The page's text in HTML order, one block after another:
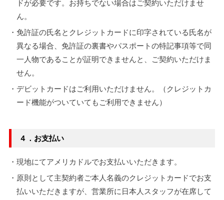
ドが必要です。お持ちでない場合はご契約いただけませ
ん。
・免許証の氏名とクレジットカードに印字されている氏名が
異なる場合、免許証の裏書やパスポートの特記事項等で同
一人物であることが証明できませんと、ご契約いただけま
せん。
・デビットカードはご利用いただけません。（クレジットカ
ード機能がついていてもご利用できません）
４．お支払い
・現地にてアメリカドルでお支払いいただきます。
・原則として主契約者ご本人名義のクレジットカードでお支
払いいただきますが、営業所に日本人スタッフが在席して